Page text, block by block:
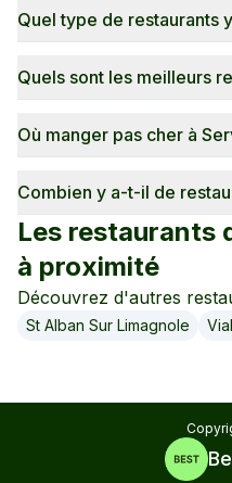
Quel type de restaurants
Quels sont les meilleurs
Où manger pas cher à
Combien y a-t-il de
Les restaurants
à proximité
Découvrez d'autres
St Alban Sur Limagnole